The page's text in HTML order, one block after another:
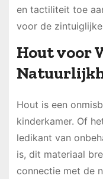
en tactiliteit toe
voor de
Hout voor
Hout is een
kinderkamer. Of
ledikant van
is, dit materiaal
connectie met de